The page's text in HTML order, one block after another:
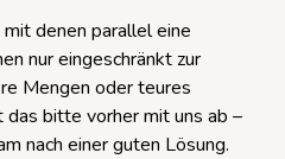
denen parallel eine
nur eingeschränkt zur
Mengen oder teures
bitte vorher mit uns ab –
nach einer guten Lösung.